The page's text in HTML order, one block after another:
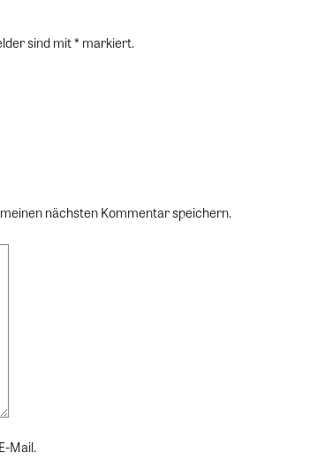
sind mit * markiert.
nächsten Kommentar speichern.
Mail.